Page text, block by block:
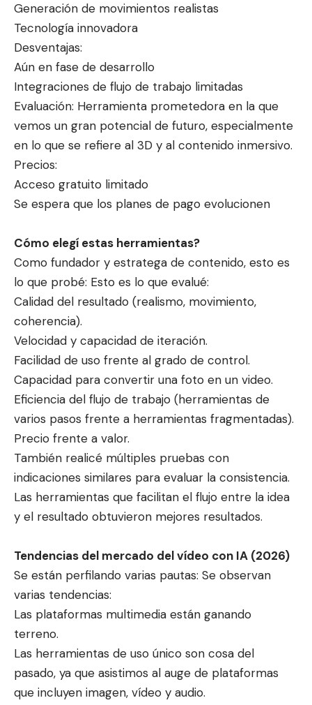
Generación de movimientos realistas
Tecnología innovadora
Desventajas:
Aún en fase de desarrollo
Integraciones de flujo de trabajo limitadas
Evaluación: Herramienta prometedora en la que
vemos un gran potencial de futuro, especialmente
en lo que se refiere al 3D y al contenido inmersivo.
Precios:
Acceso gratuito limitado
Se espera que los planes de pago evolucionen
Cómo elegí estas herramientas?
Como fundador y estratega de contenido, esto es
lo que probé: Esto es lo que evalué:
Calidad del resultado (realismo, movimiento,
coherencia).
Velocidad y capacidad de iteración.
Facilidad de uso frente al grado de control.
Capacidad para convertir una foto en un video.
Eficiencia del flujo de trabajo (herramientas de
varios pasos frente a herramientas fragmentadas).
Precio frente a valor.
También realicé múltiples pruebas con
indicaciones similares para evaluar la consistencia.
Las herramientas que facilitan el flujo entre la idea
y el resultado obtuvieron mejores resultados.
Tendencias del mercado del vídeo con IA (2026)
Se están perfilando varias pautas: Se observan
varias tendencias:
Las plataformas multimedia están ganando
terreno.
Las herramientas de uso único son cosa del
pasado, ya que asistimos al auge de plataformas
que incluyen imagen, vídeo y audio.